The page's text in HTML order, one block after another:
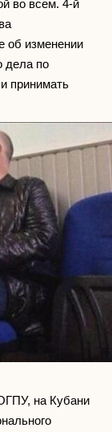
во всем. 4-й
об изменении
дела по
принимать
на Кубани